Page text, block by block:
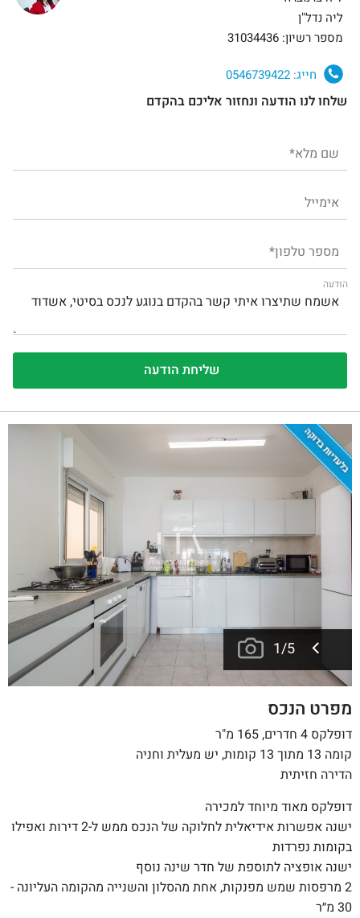
ליה נדל"ן
מספר רשיון: 31034436
חייג:
שלחו לנו הודעה ונחזור אליכם בהקדם
הודעה
בלעדיות בדוקה
1/5
מפרט הנכס
דופלקס 4 חדרים, 165 מ"ר
קומה 13 מתוך 13 קומות, יש מעלית וחניה
הדירה חזיתית
דופלקס מאוד מיוחד למכירה
ישנה אפשרות אידיאלית לחלוקה של הנכס ממש ל-2 דירות ואפילו
בקומות נפרדות
ישנה אופציה לתוספת של חדר שינה נוסף
2 מרפסות שמש מפנקות, אחת מהסלון והשנייה מהקומה העליונה -
30 מ״ר